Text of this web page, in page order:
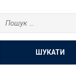
Пошук: